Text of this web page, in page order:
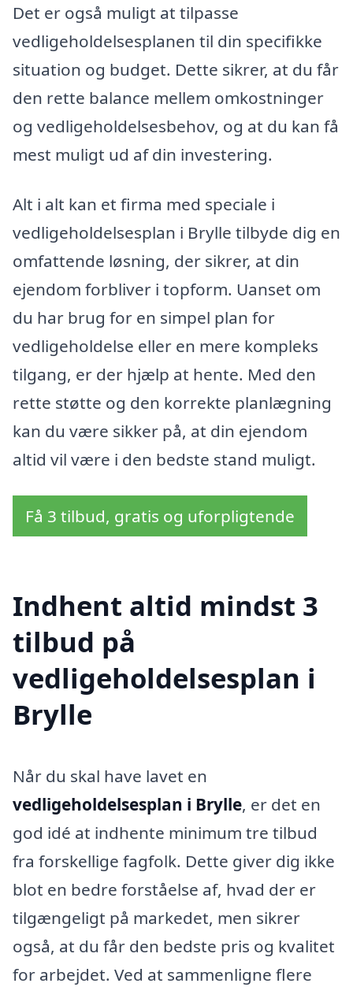
Det er også muligt at tilpasse
vedligeholdelsesplanen til din specifikke
situation og budget. Dette sikrer, at du får
den rette balance mellem omkostninger
og vedligeholdelsesbehov, og at du kan få
mest muligt ud af din investering.
Alt i alt kan et firma med speciale i
vedligeholdelsesplan i Brylle tilbyde dig en
omfattende løsning, der sikrer, at din
ejendom forbliver i topform. Uanset om
du har brug for en simpel plan for
vedligeholdelse eller en mere kompleks
tilgang, er der hjælp at hente. Med den
rette støtte og den korrekte planlægning
kan du være sikker på, at din ejendom
altid vil være i den bedste stand muligt.
Få 3 tilbud, gratis og uforpligtende
Indhent altid mindst 3
tilbud på
vedligeholdelsesplan i
Brylle
Når du skal have lavet en
vedligeholdelsesplan i Brylle, er det en
god idé at indhente minimum tre tilbud
fra forskellige fagfolk. Dette giver dig ikke
blot en bedre forståelse af, hvad der er
tilgængeligt på markedet, men sikrer
også, at du får den bedste pris og kvalitet
for arbejdet. Ved at sammenligne flere